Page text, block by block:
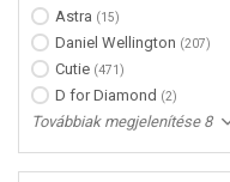
Astra (15)
Daniel Wellington (207)
Cutie (471)
D for Diamond (2)
Továbbiak megjelenítése 8